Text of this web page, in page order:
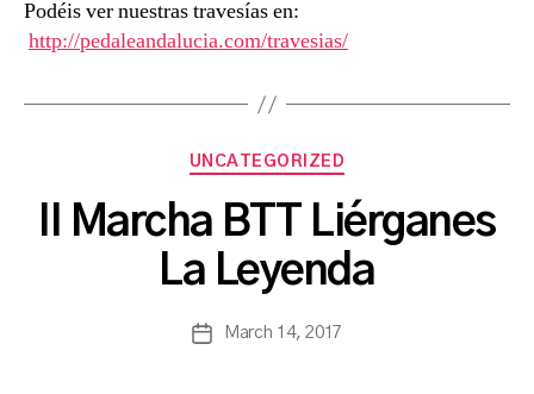
Podéis ver nuestras travesías en:
http://pedaleandalucia.com/travesias/
Categories
UNCATEGORIZED
II Marcha BTT Liérganes
La Leyenda
Post
B
y
s
n
PostMarch 14, 2017